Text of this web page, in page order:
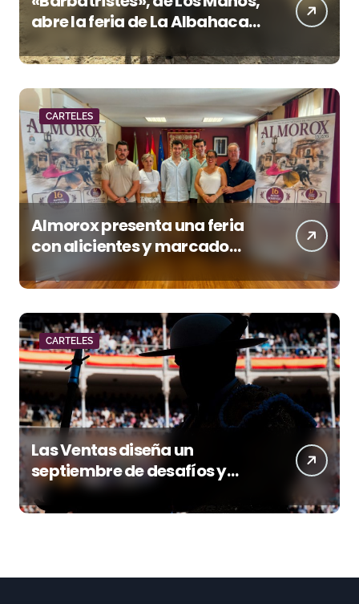
abre la feria de La Albahaca
de Huesca
CARTELES
Almorox presenta una feria
con alicientes y marcado
acento torista
CARTELES
Las Ventas diseña un
septiembre de desafíos y
variedad ganadera